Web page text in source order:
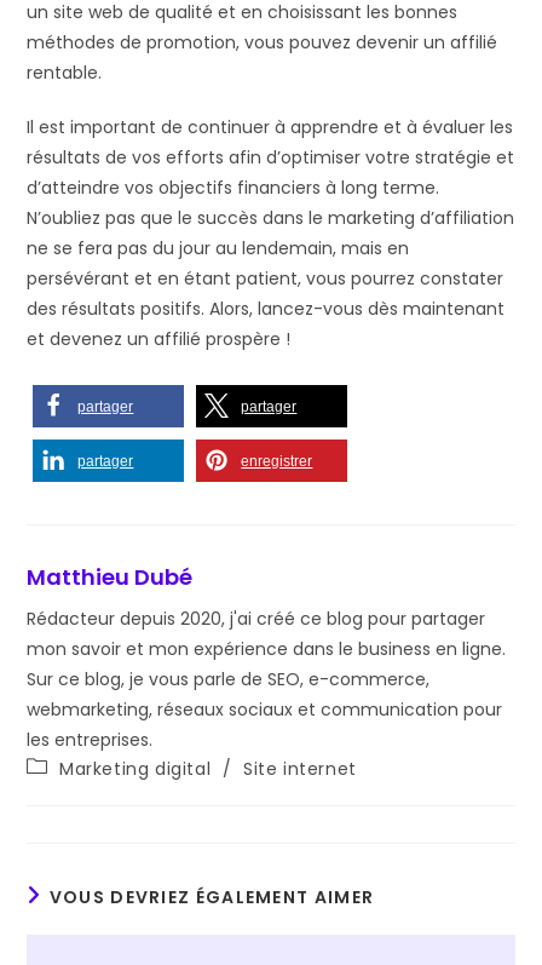
un site web de qualité et en choisissant les bonnes
méthodes de promotion, vous pouvez devenir un affilié
rentable.
Il est important de continuer à apprendre et à évaluer les
résultats de vos efforts afin d’optimiser votre stratégie et
d’atteindre vos objectifs financiers à long terme.
N’oubliez pas que le succès dans le marketing d’affiliation
ne se fera pas du jour au lendemain, mais en
persévérant et en étant patient, vous pourrez constater
des résultats positifs. Alors, lancez-vous dès maintenant
et devenez un affilié prospère !
partager partager
partager enregistrer
Matthieu Dubé
Rédacteur depuis 2020, j'ai créé ce blog pour partager
mon savoir et mon expérience dans le business en ligne.
Sur ce blog, je vous parle de SEO, e-commerce,
webmarketing, réseaux sociaux et communication pour
les entreprises.
PostMarketing digital / Site internet
VOUS DEVRIEZ ÉGALEMENT AIMER